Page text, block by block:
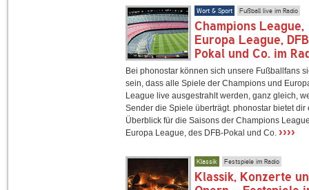
Wort & Sport Fußball live im Radio
Champions League,
Europa League,
Pokal und Co. im
Bei phonostar können sich unsere Fußballfans
sein, dass alle Spiele der Champions und
League live ausgestrahlt werden, ganz gleich,
Sender die Spiele überträgt. phonostar bietet dir
Überblick für die Saisons der Champions
Europa League, des DFB-Pokal und Co. ››››
Klassik Festspiele im Radio
Klassik, Konzerte